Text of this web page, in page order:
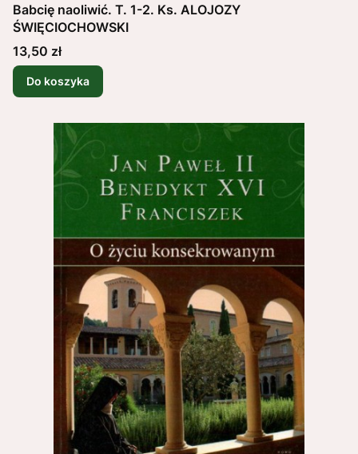
Babcię naoliwić. T. 1-2. Ks. ALOJOZY
ŚWIĘCIOCHOWSKI
Cena
13,50 zł
Do koszyka